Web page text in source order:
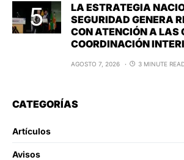
LA ESTRATEGIA
SEGURIDAD GENERA
CON ATENCIÓN A LAS
COORDINACIÓN
AGOSTO 7, 2026 3 MINUTE
CATEGORÍAS
Artículos
Avisos